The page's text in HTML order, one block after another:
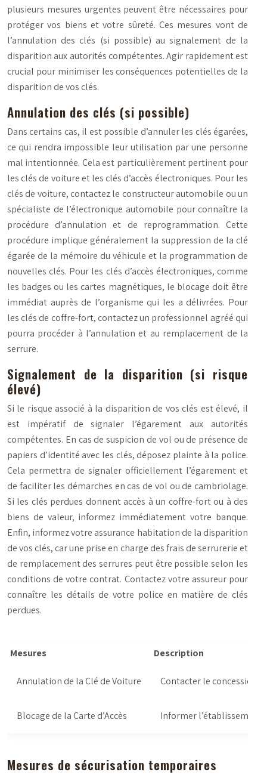
plusieurs mesures urgentes peuvent être nécessaires pour
protéger vos biens et votre sûreté. Ces mesures vont de
l’annulation des clés (si possible) au signalement de la
disparition aux autorités compétentes. Agir rapidement est
crucial pour minimiser les conséquences potentielles de la
disparition de vos clés.
Annulation des clés (si possible)
Dans certains cas, il est possible d’annuler les clés égarées,
ce qui rendra impossible leur utilisation par une personne
mal intentionnée. Cela est particulièrement pertinent pour
les clés de voiture et les clés d’accès électroniques. Pour les
clés de voiture, contactez le constructeur automobile ou un
spécialiste de l’électronique automobile pour connaître la
procédure d’annulation et de reprogrammation. Cette
procédure implique généralement la suppression de la clé
égarée de la mémoire du véhicule et la programmation de
nouvelles clés. Pour les clés d’accès électroniques, comme
les badges ou les cartes magnétiques, le blocage doit être
immédiat auprès de l’organisme qui les a délivrées. Pour
les clés de coffre-fort, contactez un professionnel agréé qui
pourra procéder à l’annulation et au remplacement de la
serrure.
Signalement de la disparition (si risque
élevé)
Si le risque associé à la disparition de vos clés est élevé, il
est impératif de signaler l’égarement aux autorités
compétentes. En cas de suspicion de vol ou de présence de
papiers d’identité avec les clés, déposez plainte à la police.
Cela permettra de signaler officiellement l’égarement et
de faciliter les démarches en cas de vol ou de cambriolage.
Si les clés perdues donnent accès à un coffre-fort ou à des
biens de valeur, informez immédiatement votre banque.
Enfin, informez votre assurance habitation de la disparition
de vos clés, car une prise en charge des frais de serrurerie et
de remplacement des serrures peut être possible selon les
conditions de votre contrat. Contactez votre assureur pour
connaître les détails de votre police en matière de clés
perdues.
Mesures Description
Annulation de la Clé de Voiture Contacter le
Blocage de la Carte d’Accès Informer l’établissement
Mesures de sécurisation temporaires